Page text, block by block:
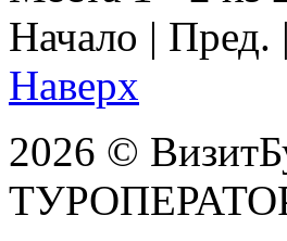
Начало | Пред. |
Наверх
2026 ©